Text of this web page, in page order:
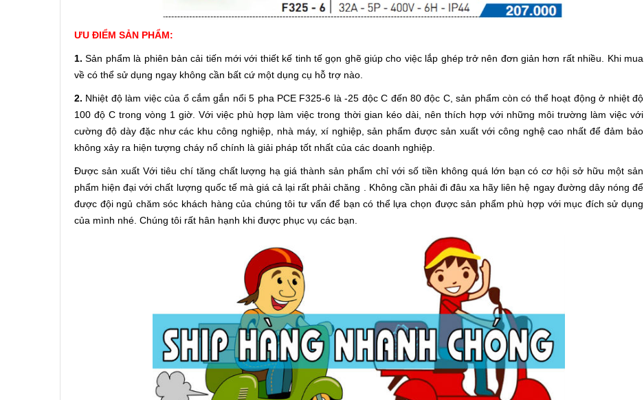
ƯU ĐIỂM SẢN PHẨM:
1.Sản phẩm là phiên bản cải tiến mới với thiết kế tinh tế gọn ghẽ giúp cho việc lắp ghép trở nên đơn giản hơn rất nhiều. Khi mua
về có thể sử dụng ngay không cần bất cứ một dụng cụ hỗ trợ nào.
2. Nhiệt độ làm việc của ổ cắm gắn nổi 5 pha PCE F325-6 là -25 độc C đến 80 độc C, sản phẩm còn có thể hoạt động ở nhiệt độ
100 độ C trong vòng 1 giờ. Với việc phù hợp làm việc trong thời gian kéo dài, nên thích hợp với những môi trường làm việc với
cường độ dày đặc như các khu công nghiệp, nhà máy, xí nghiệp, sản phẩm được sản xuất với công nghệ cao nhất để đảm bảo
không xảy ra hiện tượng cháy nổ chính là giải pháp tốt nhất của các doanh nghiệp.
Được sản xuất Với tiêu chí tăng chất lượng hạ giá thành sản phẩm chỉ với số tiền không quá lớn bạn có cơ hội sở hữu một sản
phẩm hiện đại với chất lượng quốc tế mà giá cả lại rất phải chăng . Không cần phải đi đâu xa hãy liên hệ ngay đường dây nóng để
được đội ngủ chăm sóc khách hàng của chúng tôi tư vấn để bạn có thể lựa chọn được sản phẩm phù hợp với mục đích sử dụng
của mình nhé. Chúng tôi rất hân hạnh khi được phục vụ các bạn.